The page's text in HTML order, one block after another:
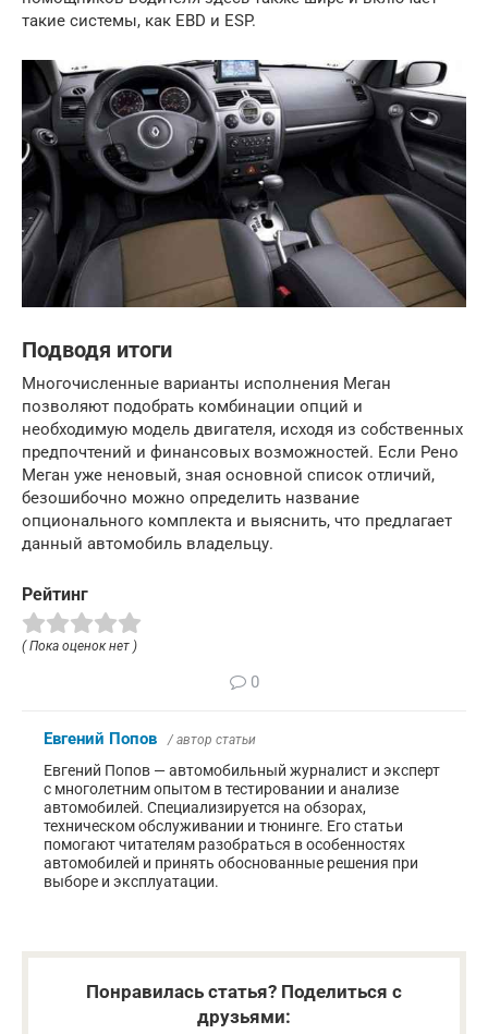
такие системы, как EBD и ESP.
Подводя итоги
Многочисленные варианты исполнения Меган
позволяют подобрать комбинации опций и
необходимую модель двигателя, исходя из собственных
предпочтений и финансовых возможностей. Если Рено
Меган уже неновый, зная основной список отличий,
безошибочно можно определить название
опционального комплекта и выяснить, что предлагает
данный автомобиль владельцу.
Рейтинг
( Пока оценок нет )
0
Евгений Попов / автор статьи
Евгений Попов — автомобильный журналист и эксперт
с многолетним опытом в тестировании и анализе
автомобилей. Специализируется на обзорах,
техническом обслуживании и тюнинге. Его статьи
помогают читателям разобраться в особенностях
автомобилей и принять обоснованные решения при
выборе и эксплуатации.
Понравилась статья? Поделиться с
друзьями: